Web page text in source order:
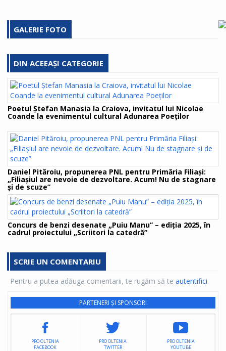
GALERIE FOTO
DIN ACEEAȘI CATEGORIE
Poetul Ștefan Manasia la Craiova, invitatul lui Nicolae
Coande la evenimentul cultural Adunarea Poeților
Daniel Pităroiu, propunerea PNL pentru Primăria Filiaşi:
„Filiaşiul are nevoie de dezvoltare. Acum! Nu de stagnare
şi de scuze”
Concurs de benzi desenate „Puiu Manu” – ediția 2025, în
cadrul proiectului „Scriitori la catedră”
SCRIE UN COMENTARIU
Pentru a putea adăuga comentarii, te rugăm să te autentifici.
PARTENERI ȘI SPONSORI
PRO OLTENIA
FACEBOOK
PRO OLTENIA
TWITTER
PRO OLTENIA
YOUTUBE